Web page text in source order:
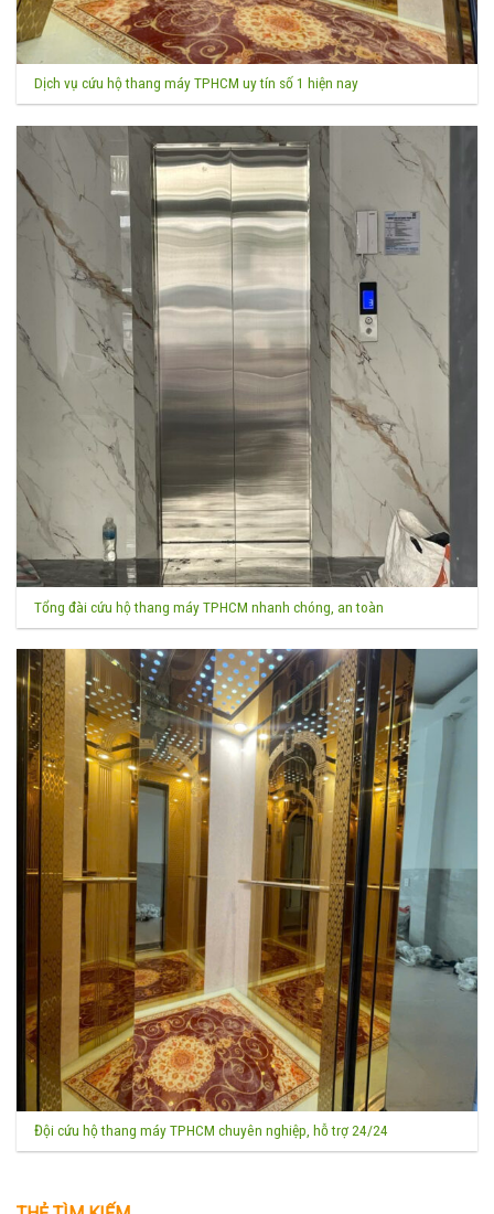
Dịch vụ cứu hộ thang máy TPHCM uy tín số 1 hiện nay
Tổng đài cứu hộ thang máy TPHCM nhanh chóng, an toàn
Đội cứu hộ thang máy TPHCM chuyên nghiệp, hỗ trợ 24/24